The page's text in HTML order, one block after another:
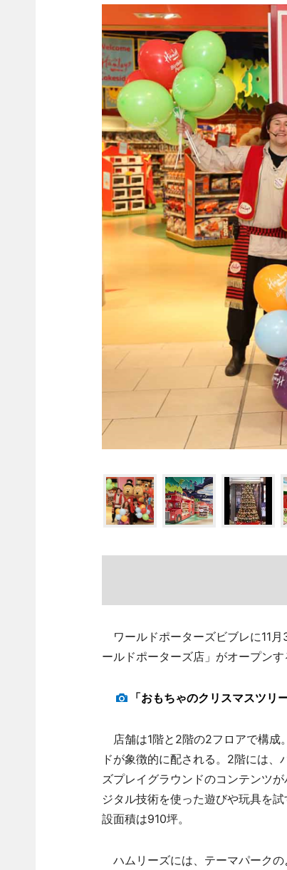
ワールドポーターズビブレに11
ールドポーターズ店」がオープンす
「おもちゃのクリスマスツリ
店舗は1階と2階の2フロアで構成
ドが象徴的に配される。2階には
ズプレイグラウンドのコンテンツ
ジタル技術を使った遊びや玩具を
設面積は910坪。
ハムリーズには、テーマパーク